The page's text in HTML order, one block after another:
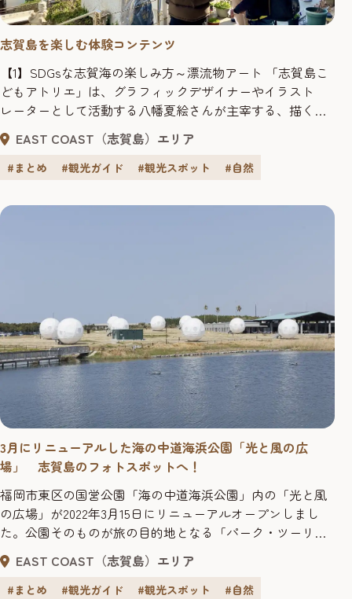
志賀島を楽しむ体験コンテンツ
【1】SDGsな志賀海の楽しみ方～漂流物アート 「志賀島こ
どもアトリエ」は、グラフィックデザイナーやイラスト
レーターとして活動する八幡夏絵さんが主宰する、描く・
つくるを楽しめる教室です。本物の画材を使い、子ども一
人ひとりの個性に寄り添って、想像力を伸ばすサポートを
行っています。 「SDGsな志賀海の楽しみ方～漂流物アー
作品を作る体験で...
EAST COAST（志賀島）エリア
#まとめ #観光ガイド #観光スポット #自然
3月にリニューアルした海の中道海浜公園「光と風の広
場」 志賀島のフォトスポットへ！
福岡市東区の国営公園「海の中道海浜公園」内の「光と風
の広場」が2022年3月15日にリニューアルオープンしまし
た。公園そのものが旅の目的地となる「パーク・ツーリズ
ム」をテーマに、スタイリッシュな宿泊施設や巨大アスレ
チックタワーが登場したほか、マリンスポーツや乗馬など
公園の自然を満喫できるアクティビティも充実。また、少
EAST COAST（志賀島）エリア
#まとめ #観光ガイド #観光スポット #自然